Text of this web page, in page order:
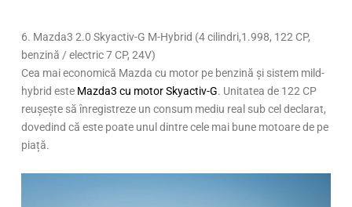
6. Mazda3 2.0 Skyactiv-G M-Hybrid (4 cilindri,1.998, 122 CP,
benzină / electric 7 CP, 24V)
Cea mai economică Mazda cu motor pe benzină și sistem mild-
hybrid este Mazda3 cu motor Skyactiv-G. Unitatea de 122 CP
reușește să înregistreze un consum mediu real sub cel declarat,
dovedind că este poate unul dintre cele mai bune motoare de pe
piață.
Page
,Page
,Page
,Page
,Page
,Page
,Page
,Page
,Page
,Page
,Page
,Page
,Page
,Page
,Page
Page